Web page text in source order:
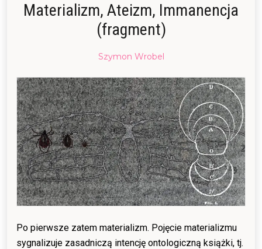
marginalizację?
Stawanie
się,
wrażliwość
Materializm, Ateizm, Immanencja
(fragment)
Posted
18/10/202418/10/2024
Szymon Wrobel
Po pierwsze zatem materializm. Pojęcie materializmu
sygnalizuje zasadniczą intencję ontologiczną książki, tj.